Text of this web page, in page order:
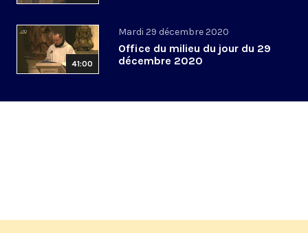
41:00
Mardi 29 décembre 2020
Office du milieu du jour du 29
décembre 2020